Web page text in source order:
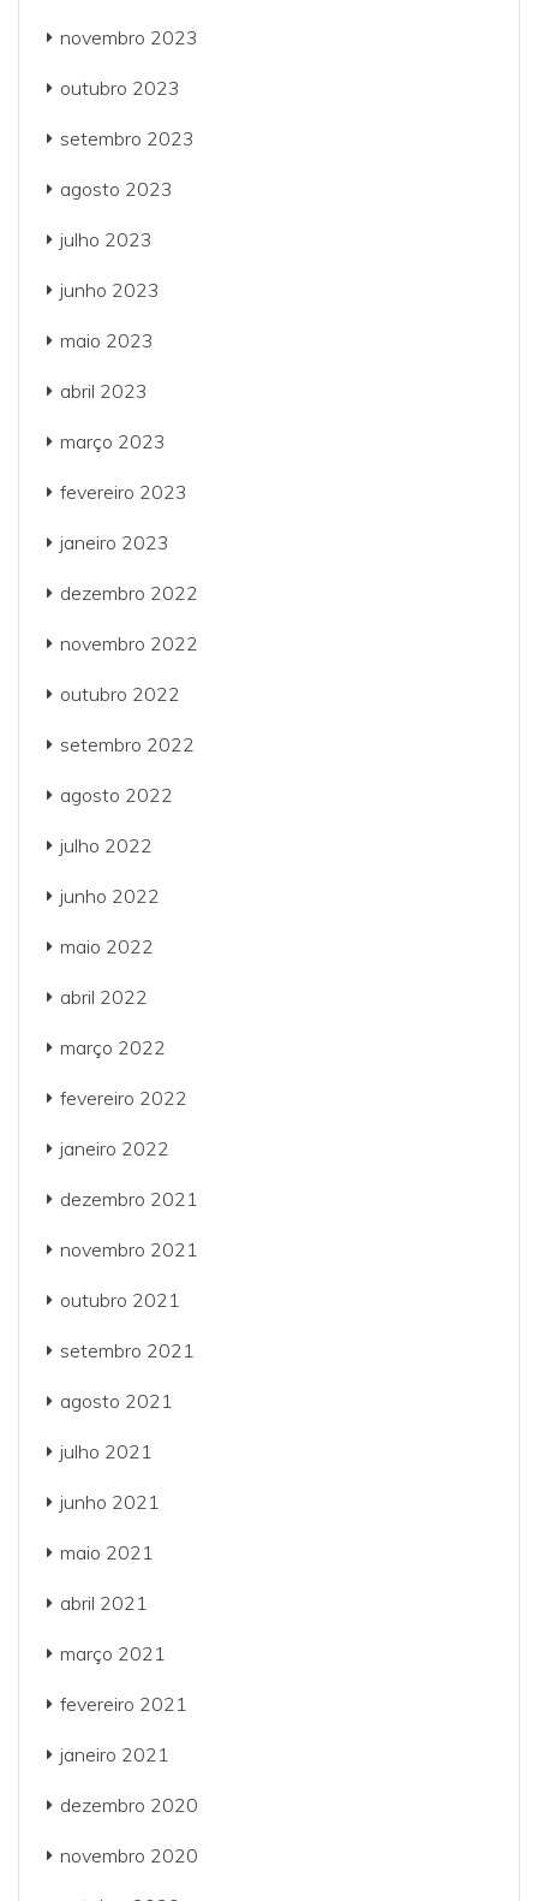
novembro 2023
outubro 2023
setembro 2023
agosto 2023
julho 2023
junho 2023
maio 2023
abril 2023
março 2023
fevereiro 2023
janeiro 2023
dezembro 2022
novembro 2022
outubro 2022
setembro 2022
agosto 2022
julho 2022
junho 2022
maio 2022
abril 2022
março 2022
fevereiro 2022
janeiro 2022
dezembro 2021
novembro 2021
outubro 2021
setembro 2021
agosto 2021
julho 2021
junho 2021
maio 2021
abril 2021
março 2021
fevereiro 2021
janeiro 2021
dezembro 2020
novembro 2020